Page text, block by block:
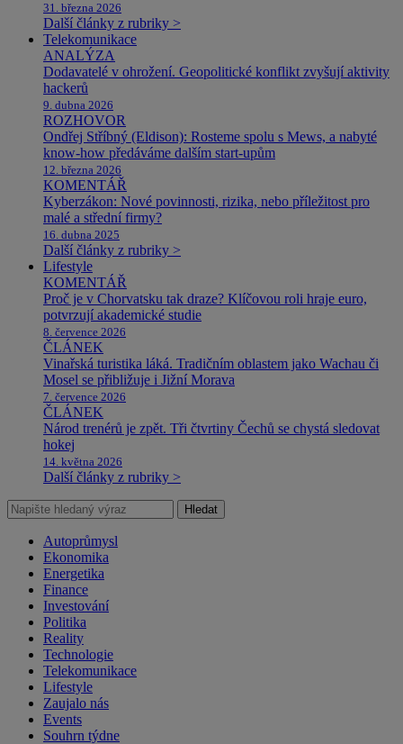
31. března 2026
Další články z rubriky >
Telekomunikace
ANALÝZA
Dodavatelé v ohrožení. Geopolitické konflikt zvyšují aktivity
hackerů
9. dubna 2026
ROZHOVOR
Ondřej Stříbný (Eldison): Rosteme spolu s Mews, a nabyté
know-how předáváme dalším start-upům
12. března 2026
KOMENTÁŘ
Kyberzákon: Nové povinnosti, rizika, nebo příležitost pro
malé a střední firmy?
16. dubna 2025
Další články z rubriky >
Lifestyle
KOMENTÁŘ
Proč je v Chorvatsku tak draze? Klíčovou roli hraje euro,
potvrzují akademické studie
8. července 2026
ČLÁNEK
Vinařská turistika láká. Tradičním oblastem jako Wachau či
Mosel se přibližuje i Jižní Morava
7. července 2026
ČLÁNEK
Národ trenérů je zpět. Tři čtvrtiny Čechů se chystá sledovat
hokej
14. května 2026
Další články z rubriky >
Hledat
Autoprůmysl
Ekonomika
Energetika
Finance
Investování
Politika
Reality
Technologie
Telekomunikace
Lifestyle
Zaujalo nás
Events
Souhrn týdne